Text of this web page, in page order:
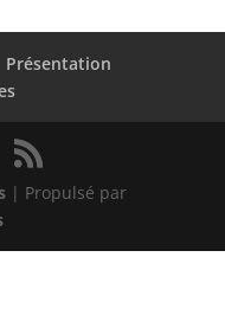
Présentation
| Propulsé par